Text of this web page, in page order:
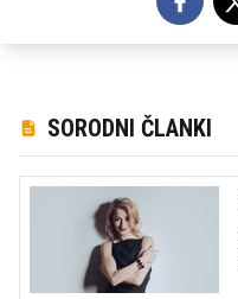
SORODNI ČLANKI